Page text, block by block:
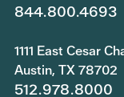
844.800.4693
1111 East Cesar
Austin, TX 78702
512.978.8000